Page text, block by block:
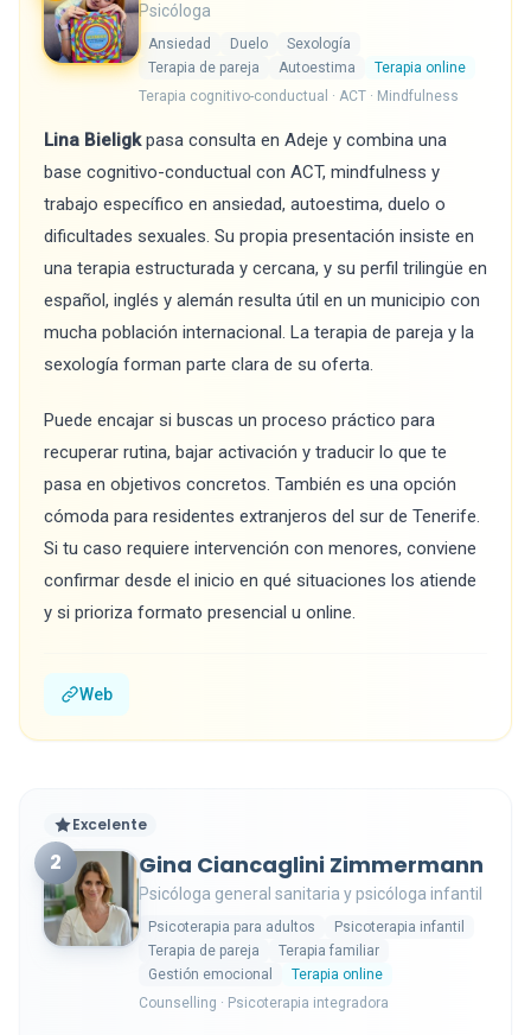
Psicóloga
Ansiedad Duelo
Sexología
Terapia de pareja
Autoestima
Terapia online
Terapia cognitivo-conductual · ACT · Mindfulness
Lina Bieligkpasa consulta en Adeje y combina una
base cognitivo-conductual con ACT, mindfulness y
trabajo específico en ansiedad, autoestima, duelo o
dificultades sexuales. Su propia presentación insiste en
una terapia estructurada y cercana, y su perfil trilingüe en
español, inglés y alemán resulta útil en un municipio con
mucha población internacional. La terapia de pareja y la
sexología forman parte clara de su oferta.
Puede encajar si buscas un proceso práctico para
recuperar rutina, bajar activación y traducir lo que te
pasa en objetivos concretos. También es una opción
cómoda para residentes extranjeros del sur de Tenerife.
Si tu caso requiere intervención con menores, conviene
confirmar desde el inicio en qué situaciones los atiende
y si prioriza formato presencial u online.
Web
Excelente
2 Gina Ciancaglini Zimmermann
Psicóloga general sanitaria y psicóloga infantil
Psicoterapia para adultos
Psicoterapia infantil
Terapia de pareja
Terapia familiar
Gestión emocional
Terapia online
Counselling · Psicoterapia integradora